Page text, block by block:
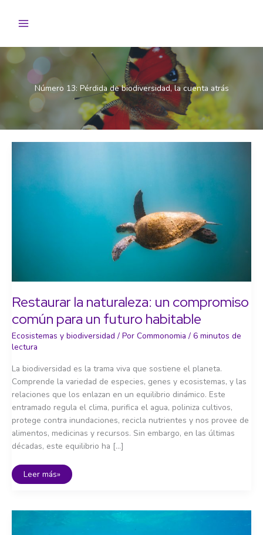
Número 13: Pérdida de biodiversidad, la cuenta atrás
Restaurar la naturaleza: un compromiso
común para un futuro habitable
Ecosistemas y biodiversidad / Por Commonomia / 6 minutos de
lectura
La biodiversidad es la trama viva que sostiene el planeta.
Comprende la variedad de especies, genes y ecosistemas, y las
relaciones que los enlazan en un equilibrio dinámico. Este
entramado regula el clima, purifica el agua, poliniza cultivos,
protege contra inundaciones, recicla nutrientes y nos provee de
alimentos, medicinas y recursos. Sin embargo, en las últimas
décadas, este equilibrio ha […]
Restaurar
la
común
Leer más»